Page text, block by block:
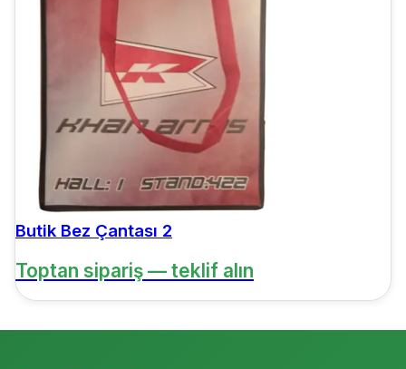
Butik Bez Çantası 2
Toptan sipariş — teklif alın